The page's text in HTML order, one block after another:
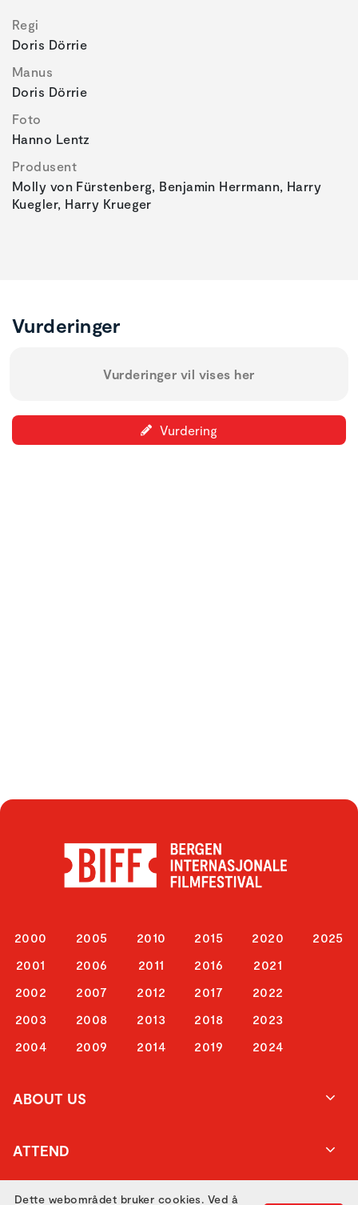
Regi
Doris Dörrie
Manus
Doris Dörrie
Foto
Hanno Lentz
Produsent
Molly von Fürstenberg, Benjamin Herrmann, Harry
Kuegler, Harry Krueger
Vurderinger
Vurderinger vil vises her
Vurdering
2000
2001
2002
2003
2004
2005
2006
2007
2008
2009
2010
2011
2012
2013
2014
2015
2016
2017
2018
2019
2020
2021
2022
2023
2024
2025
ABOUT US
ATTEND
Dette webområdet bruker cookies. Ved å